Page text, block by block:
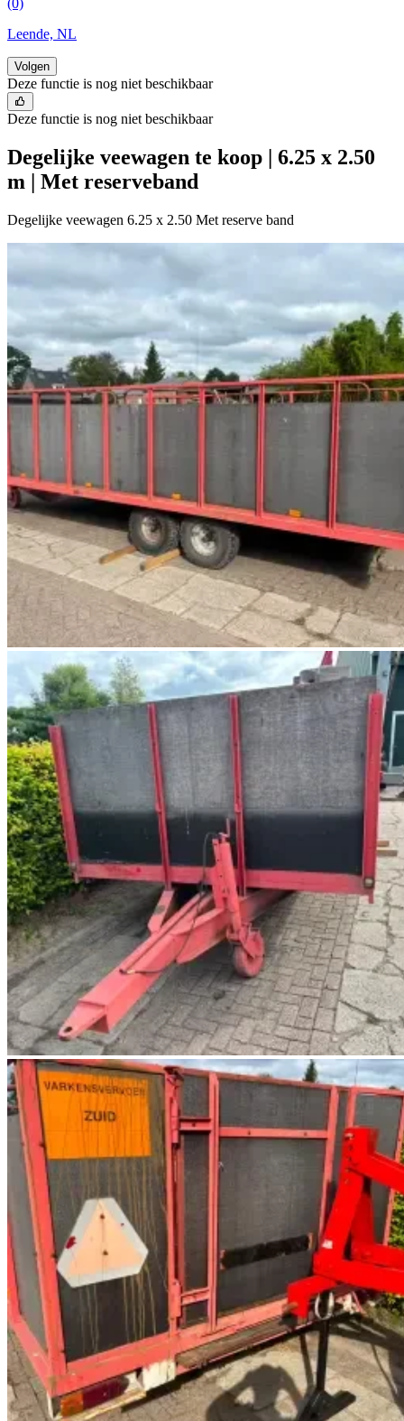
(0)
Leende, NL
Volgen
Deze functie is nog niet beschikbaar
Deze functie is nog niet beschikbaar
Degelijke veewagen te koop | 6.25 x 2.50
m | Met reserveband
Degelijke veewagen 6.25 x 2.50 Met reserve band